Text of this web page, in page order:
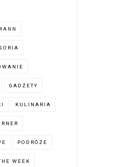
GADŻETY
KULINARIA
PODRÓŻE
WEEK